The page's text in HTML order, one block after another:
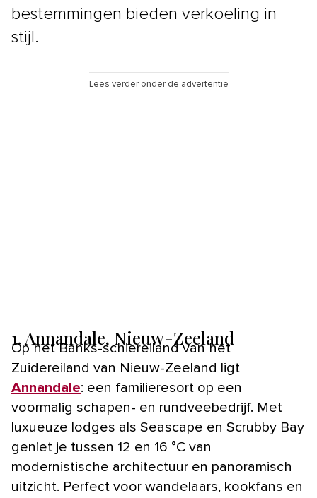
bestemmingen bieden verkoeling in
stijl.
Lees verder onder de advertentie
1. Annandale, Nieuw-Zeeland
Op het Banks-schiereiland van het
Zuidereiland van Nieuw-Zeeland ligt
Annandale: een familieresort op een
voormalig schapen- en rundveebedrijf. Met
luxueuze lodges als Seascape en Scrubby Bay
geniet je tussen 12 en 16 °C van
modernistische architectuur en panoramisch
uitzicht. Perfect voor wandelaars, kookfans en